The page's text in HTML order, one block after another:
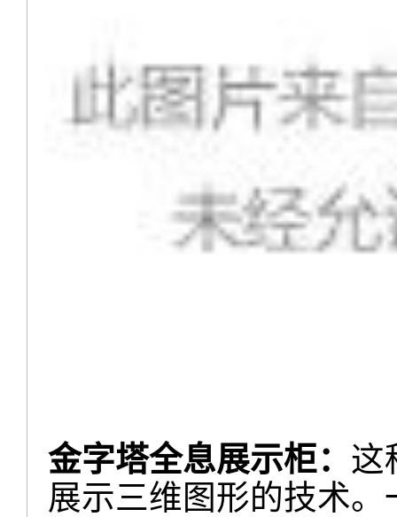
金字塔全息展示柜： 这
展示三维图形的技术